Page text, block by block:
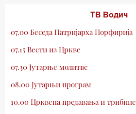
ТВ Водич
07.00 Беседа Патријарха Порфирија
07.15 Вести из Цркве
07.30 Јутарње молитве
08.00 Јутарњи програм
10.00 Црквена предавања и трибине